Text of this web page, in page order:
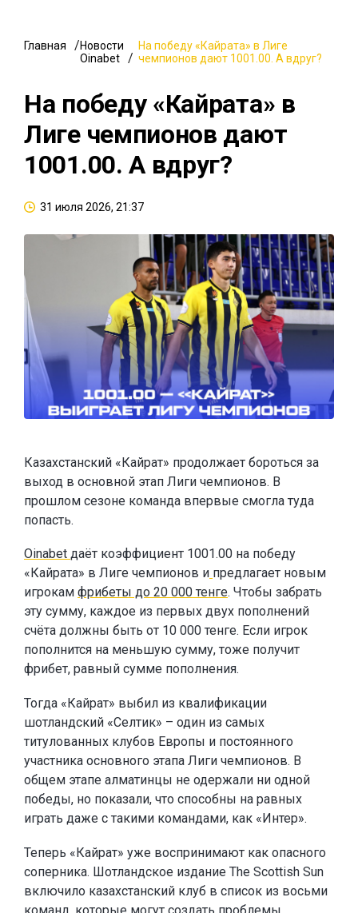
Главная
Новости
Oinabet
На победу «Кайрата» в Лиге
чемпионов дают 1001.00. А вдруг?
На победу «Кайрата» в
Лиге чемпионов дают
1001.00. А вдруг?
31 июля 2026, 21:37
Казахстанский «Кайрат» продолжает бороться за
выход в основной этап Лиги чемпионов. В
прошлом сезоне команда впервые смогла туда
попасть.
Oinabet даёт коэффициент 1001.00 на победу
«Кайрата» в Лиге чемпионов и предлагает новым
игрокам фрибеты до 20 000 тенге. Чтобы забрать
эту сумму, каждое из первых двух пополнений
счёта должны быть от 10 000 тенге. Если игрок
пополнится на меньшую сумму, тоже получит
фрибет, равный сумме пополнения.
Тогда «Кайрат» выбил из квалификации
шотландский «Селтик» – один из самых
титулованных клубов Европы и постоянного
участника основного этапа Лиги чемпионов. В
общем этапе алматинцы не одержали ни одной
победы, но показали, что способны на равных
играть даже с такими командами, как «Интер».
Теперь «Кайрат» уже воспринимают как опасного
соперника. Шотландское издание The Scottish Sun
включило казахстанский клуб в список из восьми